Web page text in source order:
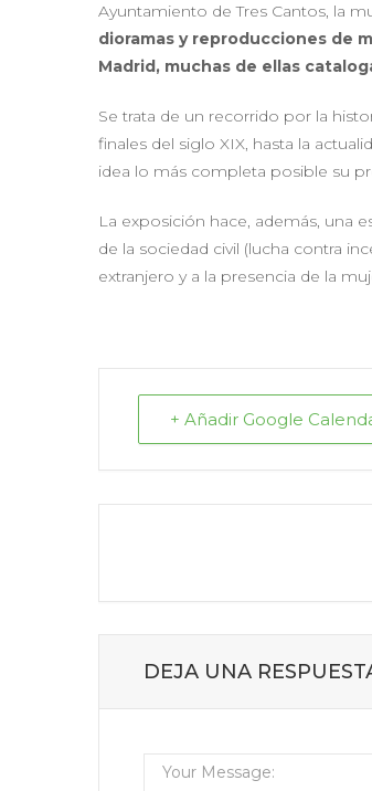
Ayuntamiento de Tres Cantos, la
dioramas y reproducciones de
Madrid, muchas de ellas
Se trata de un recorrido por la
finales del siglo XIX, hasta la
idea lo más completa posible su
La exposición hace, además, una
de la sociedad civil (lucha contra
extranjero y a la presencia de la
+ Añadir Google
DEJA UNA